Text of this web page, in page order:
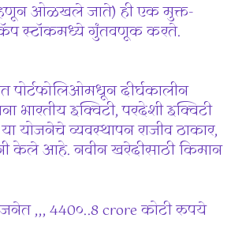
ओळखले जाते) ही एक मुक्त-
स्टॉकमध्ये गुंतवणूक करते.
पोर्टफोलिओमधून दीर्घकालीन
भारतीय इक्विटी, परदेशी इक्विटी
व्यवस्थापन राजीव ठाकार,
केले आहे. नवीन खरेदीसाठी किमान
,,, 440०..8 crore कोटी रुपये